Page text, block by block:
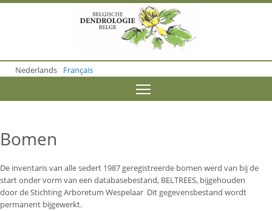
o
m
n
n
t
Nederlands Français
Bomen
De inventaris van alle sedert 1987 geregistreerde bomen werd van bij de
start onder vorm van een databasebestand, BELTREES, bijgehouden
door de Stichting Arboretum Wespelaar Dit gegevensbestand wordt
permanent bijgewerkt.